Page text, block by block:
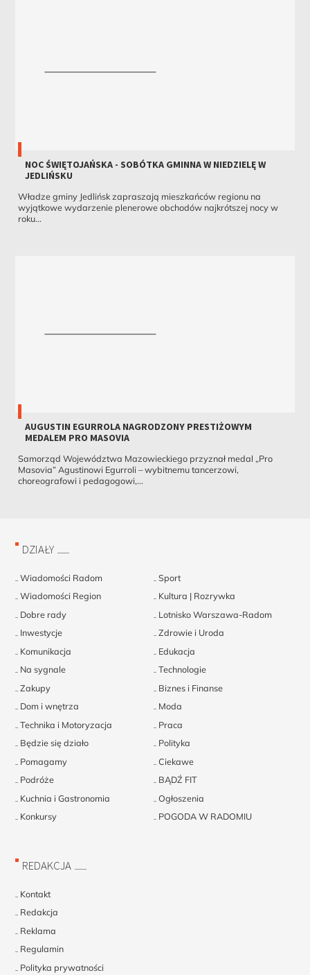
NOC ŚWIĘTOJAŃSKA - SOBÓTKA GMINNA W NIEDZIELĘ W
JEDLIŃSKU
Władze gminy Jedlińsk zapraszają mieszkańców regionu na
wyjątkowe wydarzenie plenerowe obchodów najkrótszej nocy w
roku...
AUGUSTIN EGURROLA NAGRODZONY PRESTIŻOWYM
MEDALEM PRO MASOVIA
Samorząd Województwa Mazowieckiego przyznał medal „Pro
Masovia” Agustinowi Egurroli – wybitnemu tancerzowi,
choreografowi i pedagogowi,...
DZIAŁY
Wiadomości Radom
Sport
Wiadomości Region
Kultura | Rozrywka
Dobre rady
Lotnisko Warszawa-Radom
Inwestycje
Zdrowie i Uroda
Komunikacja
Edukacja
Na sygnale
Technologie
Zakupy
Biznes i Finanse
Dom i wnętrza
Moda
Technika i Motoryzacja
Praca
Będzie się działo
Polityka
Pomagamy
Ciekawe
Podróże
BĄDŹ FIT
Kuchnia i Gastronomia
Ogłoszenia
Konkursy
POGODA W RADOMIU
REDAKCJA
Kontakt
Redakcja
Reklama
Regulamin
Polityka prywatności